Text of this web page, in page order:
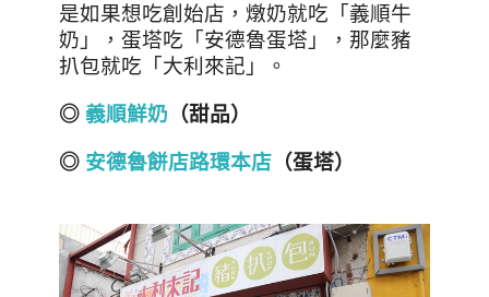
是如果想吃創始店，燉奶就吃「義順牛
奶」，蛋塔吃「安德魯蛋塔」，那麼豬
扒包就吃「大利來記」。
◎ 義順鮮奶 （甜品）
◎ 安德魯餅店路環本店 （蛋塔）